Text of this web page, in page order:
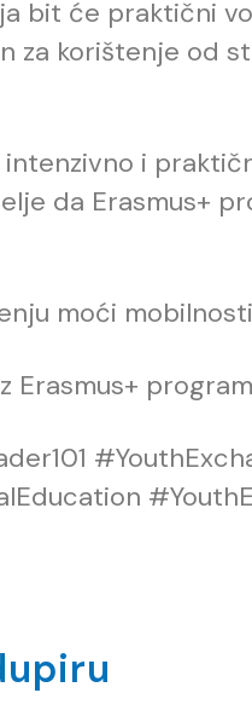
bit će praktični
za korištenje od
i
da Erasmus+
moći